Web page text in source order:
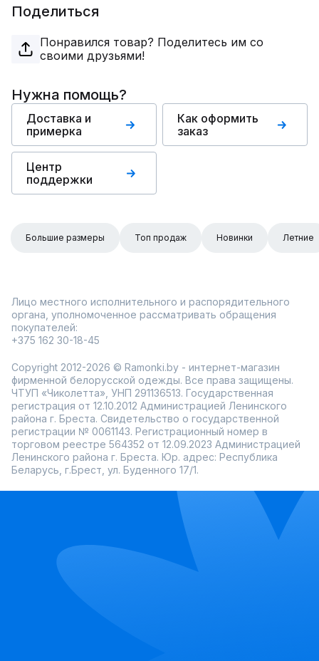
Поделиться
Понравился товар? Поделитесь им со
своими друзьями!
Нужна помощь?
Доставка и
примерка
Как оформить
заказ
Центр
поддержки
Большие размеры Топ продаж Новинки Летние
Лицо местного исполнительного и распорядительного
органа, уполномоченное рассматривать обращения
покупателей:
+375 162 30-18-45
Copyright 2012-2026 © Ramonki.by - интернет-магазин
фирменной белорусской одежды. Все права защищены.
ЧТУП «Чиколетта», УНП 291136513. Государственная
регистрация от 12.10.2012 Администрацией Ленинского
района г. Бреста. Свидетельство о государственной
регистрации № 0061143. Регистрационный номер в
торговом реестре 564352 от 12.09.2023 Администрацией
Ленинского района г. Бреста. Юр. адрес: Республика
Беларусь, г.Брест, ул. Буденного 17/1.